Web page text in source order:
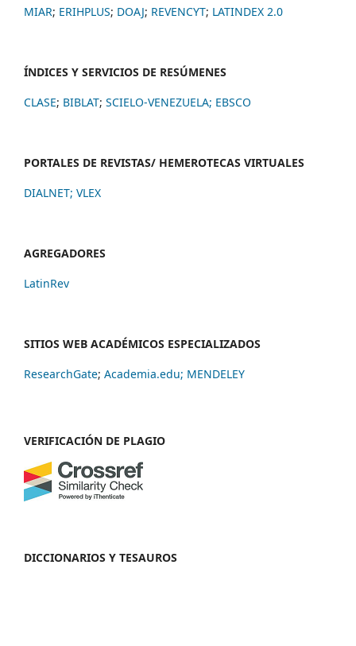
MIAR; ERIHPLUS; DOAJ; REVENCYT; LATINDEX 2.0
ÍNDICES Y SERVICIOS DE RESÚMENES
CLASE; BIBLAT; SCIELO-VENEZUELA; EBSCO
PORTALES DE REVISTAS/ HEMEROTECAS VIRTUALES
DIALNET; VLEX
AGREGADORES
LatinRev
SITIOS WEB ACADÉMICOS ESPECIALIZADOS
ResearchGate; Academia.edu; MENDELEY
VERIFICACIÓN DE PLAGIO
DICCIONARIOS Y TESAUROS